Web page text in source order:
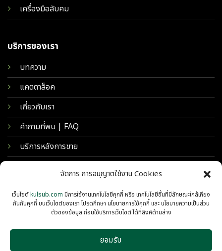
จัดการ การอนุญาตใช้งาน Cookies
เว็บไซต์kulsub.com มีการใช้งานเทคโนโลยีคุกกี้ หรือ เทคโนโลยีอื่นที่มีลักษณะใกล้เคียง
กันกับคุกกี้ บนเว็บไซต์ของเรา โปรดศึกษา นโยบายการใช้คุกกี้ และ นโยบายความเป็นส่วน
ตัวของข้อมูล ก่อนใช้บริการเว็บไซต์ ได้ที่ลิงค์ด้านล่าง
ยอมรับ
เครื่องมือลับคม
บริการของเรา
บทความ
แคตตาล็อค
เกี่ยวกับเรา
คำถามที่พบ | FAQ
บริการหลังการขาย
© 2026 KULSUB INTERTRADING